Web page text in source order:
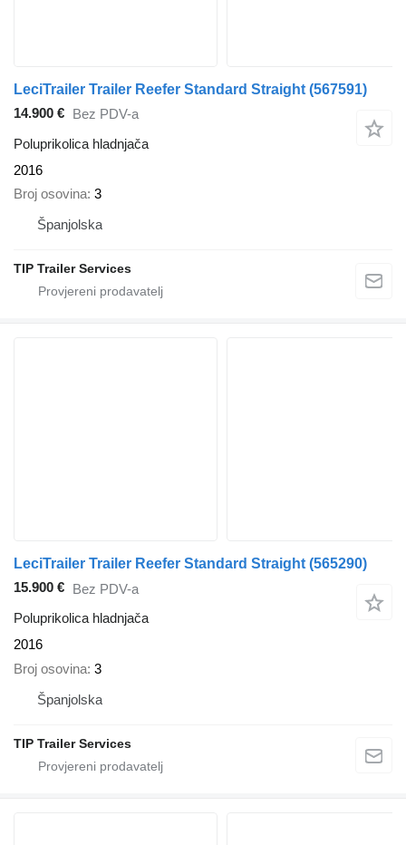
LeciTrailer Trailer Reefer Standard Straight (567591)
14.900 € Bez PDV-a
Poluprikolica hladnjača
2016
Broj osovina 3
Španjolska
TIP Trailer Services
LeciTrailer Trailer Reefer Standard Straight (565290)
15.900 € Bez PDV-a
Poluprikolica hladnjača
2016
Broj osovina 3
Španjolska
TIP Trailer Services